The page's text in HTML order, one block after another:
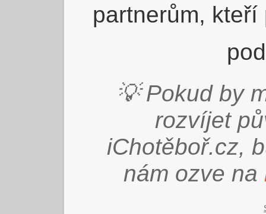
partnerům,
💡 Pokud by
rozvíjet
iChotěboř.cz,
nám ozve na